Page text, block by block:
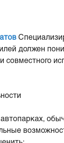
должен
совместного